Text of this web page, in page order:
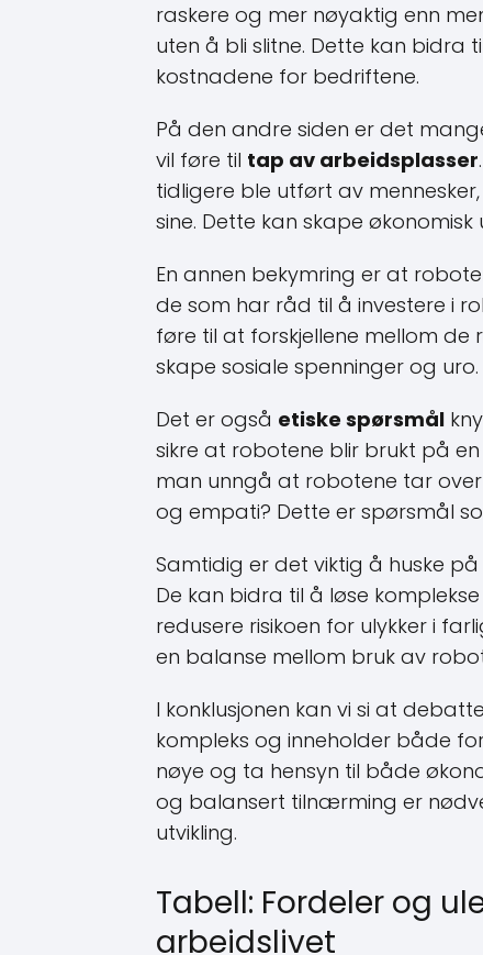
raskere og mer nøyaktig enn
uten å bli slitne. Dette kan bidra
kostnadene for bedriftene.
På den andre siden er det
vil føre til tap av arbeidsplasser
tidligere ble utført av
sine. Dette kan skape
En annen bekymring er at
de som har råd til å investere i
føre til at forskjellene mellom
skape sosiale spenninger og uro.
Det er også etiske spørsmål
sikre at robotene blir brukt på
man unngå at robotene tar
og empati? Dette er spørsmål
Samtidig er det viktig å huske
De kan bidra til å løse
redusere risikoen for ulykker i
en balanse mellom bruk av
I konklusjonen kan vi si at
kompleks og inneholder både
nøye og ta hensyn til både
og balansert tilnærming er
utvikling.
Tabell: Fordeler og
arbeidslivet